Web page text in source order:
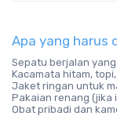
Apa yang harus
Sepatu berjalan
Kacamata hitam,
Jaket ringan untuk
Pakaian renang (jika
Obat pribadi dan